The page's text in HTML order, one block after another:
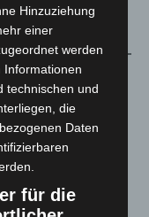
2.797
5.034
Hinzuziehung
einer
werden
Informationen
technischen und
die
Daten
für die